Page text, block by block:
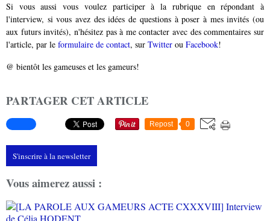
Si vous aussi vous voulez participer à la rubrique en répondant à
l'interview, si vous avez des idées de questions à poser à mes invités (ou
aux futurs invités), n'hésitez pas à me contacter avec des commentaires sur
l'article, par le formulaire de contact, sur Twitter ou Facebook!
@ bientôt les gameuses et les gameurs!
PARTAGER CET ARTICLE
Repost 0
S'inscrire à la newsletter
Vous aimerez aussi :